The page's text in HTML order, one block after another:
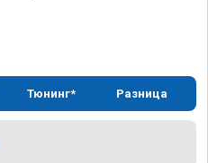
Тюнинг* Разница